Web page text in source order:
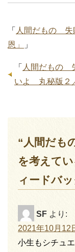
「 人間だもの 失
恩」
」
「 人間だもの
いよ 丸秘版２
“人間だ
を考えて
ィードバッ
SF より:
2021年10月12
小生もシチュ